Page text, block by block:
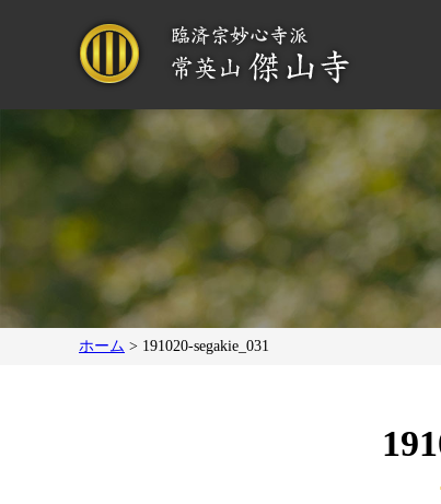
ホーム > 191020-segakie_031